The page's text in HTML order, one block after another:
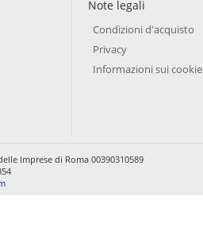
Note legali
Condizioni d'acquisto
Privacy
Informazioni sui cookie
Imprese di Roma 00390310589